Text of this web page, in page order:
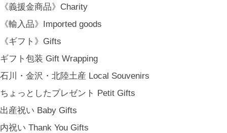
《義援金商品》Charity
《輸入品》Imported goods
《ギフト》Gifts
ギフト包装 Gift Wrapping
石川・金沢・北陸土産 Local Souvenirs
ちょっとしたプレゼント Petit Gifts
出産祝い Baby Gifts
内祝い Thank You Gifts
美しさに、和と洋、OLD & NEW のインスピレーションを重ね、暮らし
の中で愉しむインテリアスタイリングをご提案しています。 casa rua [
カーサ・ルア] 石川県金沢市尾張町2-14-20 八百萬本舗 内 casa rua / A
RU / icca / icca nicca Home Page Production & Photos by rua., co. ltd
HOME
SHOP INFO
SHOPPING GUIDE
FAQ